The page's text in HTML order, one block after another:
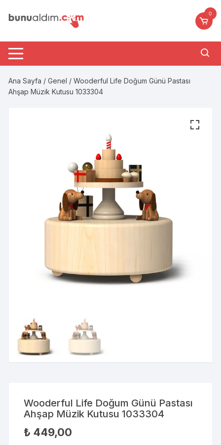
0
Ana Sayfa /Genel / Wooderful Life Doğum Günü Pastası
Ahşap Müzik Kutusu 1033304
Wooderful Life Doğum Günü Pastası
Ahşap Müzik Kutusu 1033304
₺ 449,00